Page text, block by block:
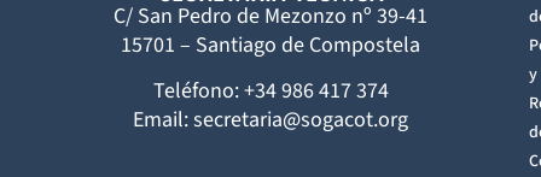
C/ San Pedro de Mezonzo nº 39-41
15701 – Santiago de Compostela
Teléfono: +34 986 417 374
Email: secretaria@sogacot.org
y